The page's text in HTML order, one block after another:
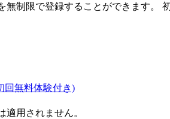
制限で登録することができます。
回無料体験付き)
用されません。